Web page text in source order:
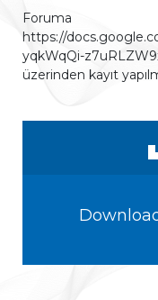
https://
yqkWqQi-
üzerinden kayıt